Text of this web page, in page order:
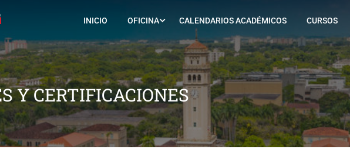
INICIO OFICINA CALENDARIOS ACADÉMICOS CURSOS
Y CERTIFICACIONES